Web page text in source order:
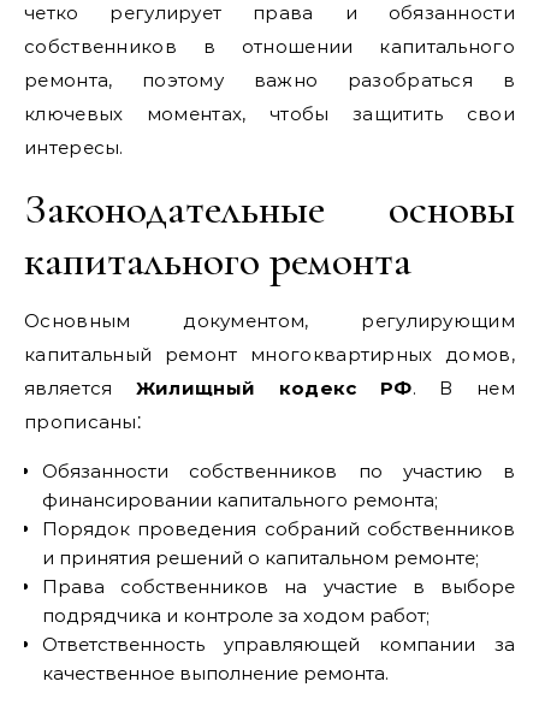
четко регулирует права и обязанности
собственников в отношении капитального
ремонта, поэтому важно разобраться в
ключевых моментах, чтобы защитить свои
интересы.
Законодательные основы
капитального ремонта
Основным документом, регулирующим
капитальный ремонт многоквартирных домов,
является Жилищный кодекс РФ. В нем
прописаны⁚
Обязанности собственников по участию в
финансировании капитального ремонта;
Порядок проведения собраний собственников
и принятия решений о капитальном ремонте;
Права собственников на участие в выборе
подрядчика и контроле за ходом работ;
Ответственность управляющей компании за
качественное выполнение ремонта.